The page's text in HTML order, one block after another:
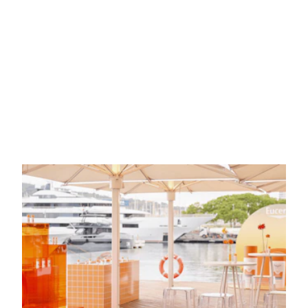
20TH FEBRUARY 2026
EVENTOS, NOTICIAS
A year of major events at Marina Port
Vell: How 2025 was experienced